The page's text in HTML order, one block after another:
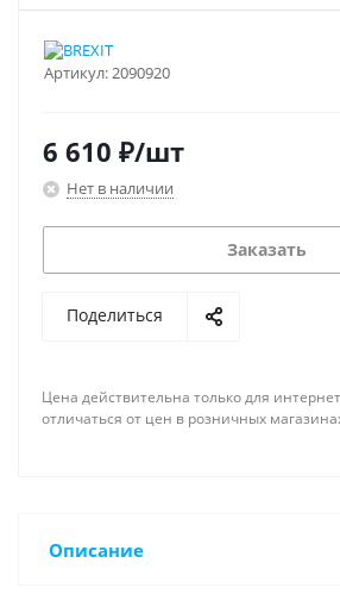
Артикул:2090920
6 610 ₽/шт
Нет в наличии
Заказать
Поделиться
Цена действительна только для
отличаться от цен в розничных
Описание